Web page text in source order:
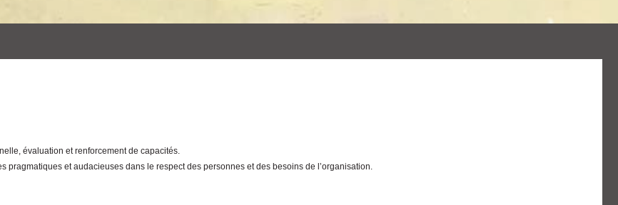
évaluation et renforcement de capacités.
pragmatiques et audacieuses dans le respect des personnes et des besoins de l’organisation.